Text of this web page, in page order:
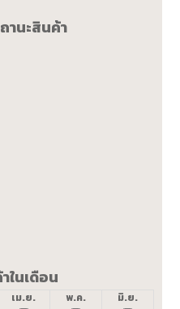
านะสินค้า
ในเดือน
เม.ย. พ.ค. มิ.ย.